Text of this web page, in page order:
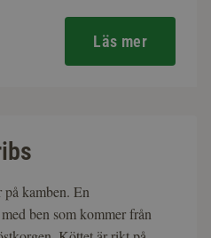
på kamben. En
ben som kommer från
Läs mer